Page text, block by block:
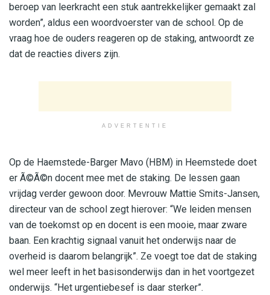
beroep van leerkracht een stuk aantrekkelijker gemaakt zal
worden”, aldus een woordvoerster van de school. Op de
vraag hoe de ouders reageren op de staking, antwoordt ze
dat de reacties divers zijn.
ADVERTENTIE
Op de Haemstede-Barger Mavo (HBM) in Heemstede doet
er Ã©Ã©n docent mee met de staking. De lessen gaan
vrijdag verder gewoon door. Mevrouw Mattie Smits-Jansen,
directeur van de school zegt hierover: “We leiden mensen
van de toekomst op en docent is een mooie, maar zware
baan. Een krachtig signaal vanuit het onderwijs naar de
overheid is daarom belangrijk”. Ze voegt toe dat de staking
wel meer leeft in het basisonderwijs dan in het voortgezet
onderwijs. “Het urgentiebesef is daar sterker”.